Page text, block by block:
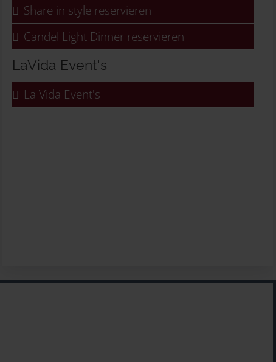
Share in style reservieren
Candel Light Dinner reservieren
LaVida Event's
La Vida Event's